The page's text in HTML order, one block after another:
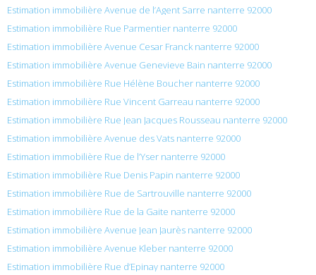
Estimation immobilière Avenue de l’Agent Sarre nanterre 92000
Estimation immobilière Rue Parmentier nanterre 92000
Estimation immobilière Avenue Cesar Franck nanterre 92000
Estimation immobilière Avenue Genevieve Bain nanterre 92000
Estimation immobilière Rue Hélène Boucher nanterre 92000
Estimation immobilière Rue Vincent Garreau nanterre 92000
Estimation immobilière Rue Jean Jacques Rousseau nanterre 92000
Estimation immobilière Avenue des Vats nanterre 92000
Estimation immobilière Rue de l’Yser nanterre 92000
Estimation immobilière Rue Denis Papin nanterre 92000
Estimation immobilière Rue de Sartrouville nanterre 92000
Estimation immobilière Rue de la Gaite nanterre 92000
Estimation immobilière Avenue Jean Jaurès nanterre 92000
Estimation immobilière Avenue Kleber nanterre 92000
Estimation immobilière Rue d’Epinay nanterre 92000